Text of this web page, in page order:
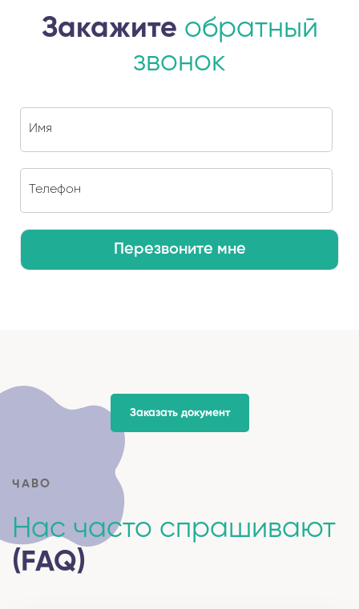
Закажите обратный
звонок
Перезвоните мне
Заказать документ
ЧАВО
Нас часто спрашивают
(FAQ)